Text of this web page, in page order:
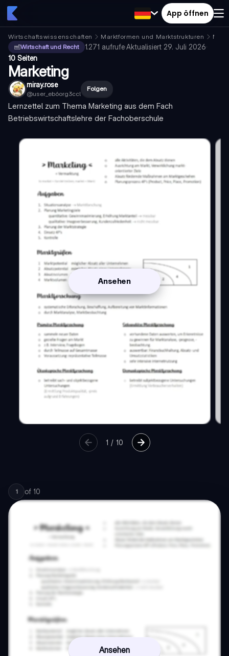
App öffnen
Wirtschaftswissenschaften Marktformen und Marktstrukturen
Wirtschaft und Recht
1.271 aufrufe·Aktualisiert 29. Juli 2026·
10 Seiten
Marketing
miray.rose
@user_eb6org3ccl
Folgen
Lernzettel zum Thema Marketing aus dem Fach
Betriebswirtschaftslehre der Fachoberschule
Ansehen
1 / 10
1 of 10
Ansehen